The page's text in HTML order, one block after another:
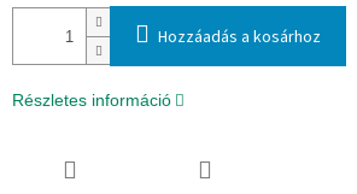
Hozzáadás a kosárhoz
Részletes információ